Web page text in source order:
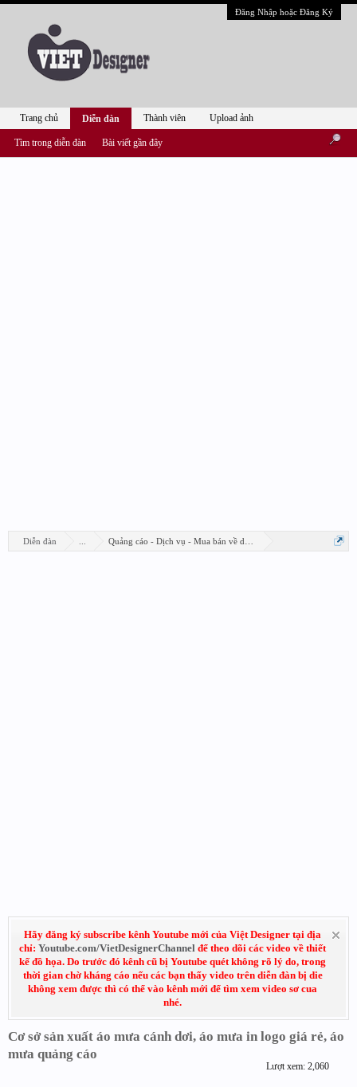
Đăng Nhập hoặc Đăng Ký
Diễn đàn Quảng cáo - Dịch vụ - Mua bán về design
Hãy đăng ký subscribe kênh Youtube mới của Việt Designer tại địa
chỉ: Youtube.com/VietDesignerChannel để theo dõi các video về thiết
kế đồ họa. Do trước đó kênh cũ bị Youtube quét không rõ lý do, trong
thời gian chờ kháng cáo nếu các bạn thấy video trên diễn đàn bị die
không xem được thì có thể vào kênh mới để tìm xem video sơ cua
nhé.
Cơ sở sản xuất áo mưa cánh dơi, áo mưa in logo giá rẻ, áo
mưa quảng cáo
Lượt xem: 2,060
Trang chủ Diễn đàn
Tìm trong diễn đàn Bài viết gần đây
Thành viên Upload ảnh